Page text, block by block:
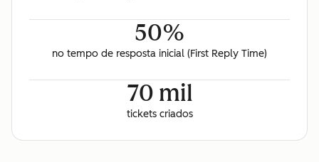
50%
no tempo de resposta inicial (First Reply Time)
70 mil
tickets criados